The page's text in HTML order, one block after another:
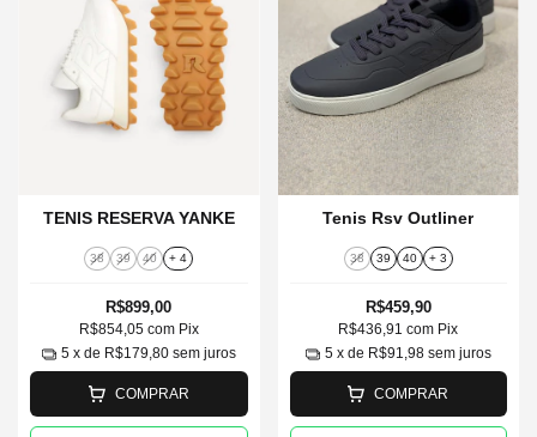
TENIS RESERVA YANKE
38 39 40 + 4
R$899,00
R$854,05 com Pix
5 x de R$179,80 sem juros
COMPRAR
Tenis Rsv Outliner
38 39 40 + 3
R$459,90
R$436,91com Pix
5 x de R$91,98 sem juros
COMPRAR